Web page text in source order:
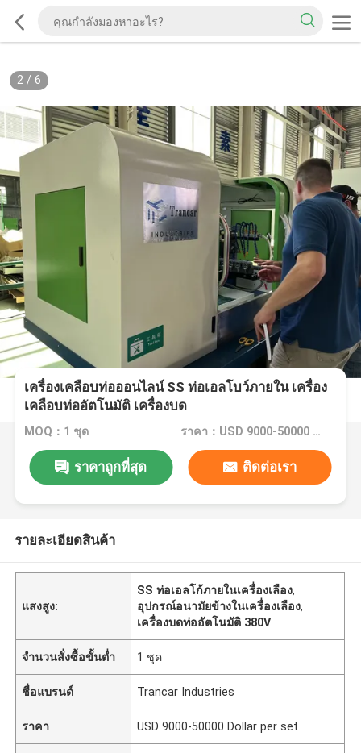
2/ 6
เครื่องเคลือบท่อออนไลน์ SS ท่อเอลโบว์ภายใน เครื่อง
เคลือบท่ออัตโนมัติ เครื่องบด
MOQ：1 ชุด ราคา：USD 9000-50000 Dollar per set
ราคาถูกที่สุด ติดต่อเรา
รายละเอียดสินค้า
แสงสูง:
SS ท่อเอลโก้ภายในเครื่องเลือง,
อุปกรณ์อนามัยข้างในเครื่องเลือง,
เครื่องบดท่ออัตโนมัติ 380V
จำนวนสั่งซื้อขั้นต่ำ 1 ชุด
ชื่อแบรนด์ Trancar Industries
ราคา USD 9000-50000 Dollar per set